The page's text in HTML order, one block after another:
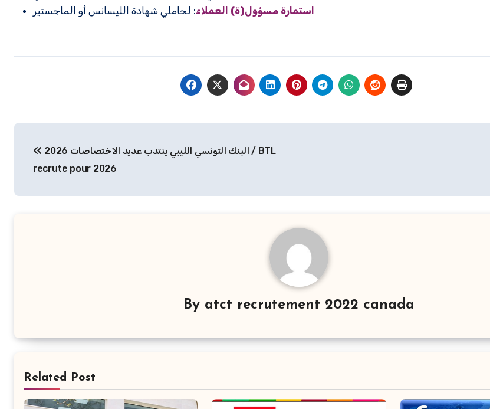
استمارة مسؤول(ة) العملاء: لحاملي شهادة الليسانس أو الماجستير
de
recrute pour 2026
By atct recrutement 2022 canada
Related Post